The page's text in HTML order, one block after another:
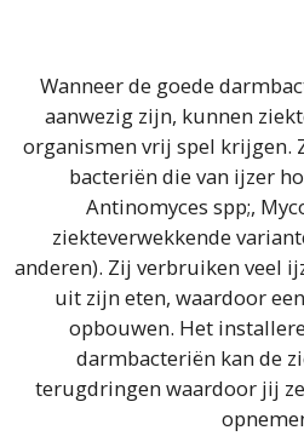
Wanneer de goede
aanwezig zijn, kunnen
organismen vrij spel krijgen.
bacteriën die van ijzer
Antinomyces spp;,
ziekteverwekkende
anderen). Zij verbruiken veel
uit zijn eten, waardoor
opbouwen. Het
darmbacteriën kan de
terugdringen waardoor jij